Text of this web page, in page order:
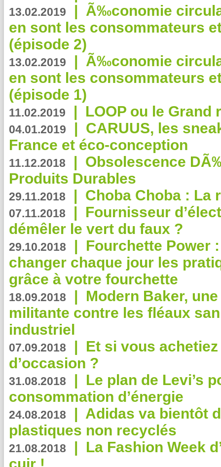
13.02.2019 | Ã‰conomie
en sont les consommateurs
(épisode 2)
13.02.2019 | Ã‰conomie
en sont les consommateurs
(épisode 1)
11.02.2019 | LOOP ou le Grand
04.01.2019 | CARUUS, les
France et éco-conception
11.12.2018 | Obsolescence
Produits Durables
29.11.2018 | Choba Choba : La
07.11.2018 | Fournisseur
démêler le vert du faux ?
29.10.2018 | Fourchette Power
changer chaque jour les
grâce à votre fourchette
18.09.2018 | Modern Baker,
militante contre les fléaux
industriel
07.09.2018 | Et si vous
d’occasion ?
31.08.2018 | Le plan de Levi’s
consommation d’énergie
24.08.2018 | Adidas va bientôt
plastiques non recyclés
21.08.2018 | La Fashion Week